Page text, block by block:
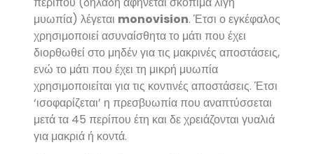
μυωπία) λέγεται monovision. Έτσι ο εγκέφαλος
χρησιμοποιεί ασυναίσθητα το μάτι που έχει
διορθωθεί στο μηδέν για τις μακρινές αποστάσεις,
ενώ το μάτι που έχει τη μικρή μυωπία
χρησιμοποιείται για τις κοντινές αποστάσεις. Έτσι
‘ισοφαρίζεται’ η πρεσβυωπία που αναπτύσσεται
μετά τα 45 περίπου έτη και δε χρειάζονται γυαλιά
για μακριά ή κοντά.